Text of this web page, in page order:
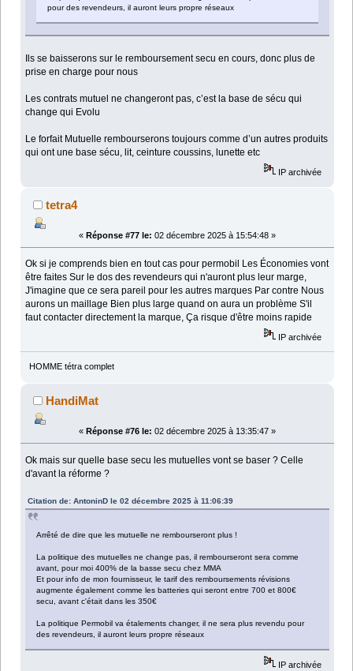
pour des revendeurs, il auront leurs propre réseaux
Ils se baisserons sur le remboursement secu en cours, donc plus de
prise en charge pour nous
Les contrats mutuel ne changeront pas, c’est la base de sécu qui
change qui Evolu
Le forfait Mutuelle rembourserons toujours comme d’un autres produits
qui ont une base sécu, lit, ceinture coussins, lunette etc
IP archivée
tetra4
« Réponse #77 le: 02 décembre 2025 à 15:54:48 »
Ok si je comprends bien en tout cas pour permobil Les Économies vont
être faites Sur le dos des revendeurs qui n'auront plus leur marge,
J'imagine que ce sera pareil pour les autres marques Par contre Nous
aurons un maillage Bien plus large quand on aura un problème S'il
faut contacter directement la marque, Ça risque d'être moins rapide
IP archivée
HOMME tétra complet
HandiMat
« Réponse #76 le: 02 décembre 2025 à 13:35:47 »
Ok mais sur quelle base secu les mutuelles vont se baser ? Celle
d'avant la réforme ?
Citation de: AntoninD le 02 décembre 2025 à 11:06:39
Arrêté de dire que les mutuelle ne rembourseront plus !
La politique des mutuelles ne change pas, il rembourseront sera comme
avant, pour moi 400% de la basse secu chez MMA
Et pour info de mon fournisseur, le tarif des remboursements révisions
augmente également comme les batteries qui seront entre 700 et 800€
secu, avant c'était dans les 350€
La politique Permobil va étalements changer, il ne sera plus revendu pour
des revendeurs, il auront leurs propre réseaux
IP archivée